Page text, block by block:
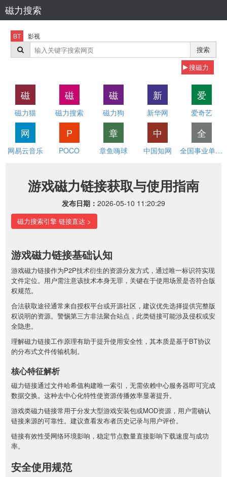
磁力搜索
BT 影视
搜索
搜磁力
磁
磁力猫
磁
磁力搜索
磁
磁力狗
新
新华网
爱
爱奇艺
网
网易云音乐
P
POCO
章
章鱼嗨球
中
中国知网
全
全国事业单位招聘网
游戏磁力链接获取与使用指南
发布日期： 2026-05-10 11:20:29
磁力搜索引擎 链接直达 >
游戏磁力链接基础认知
游戏磁力链接作为P2P技术衍生的资源分发方式，通过唯一标识符实现
文件定位。用户需注意该技术本身无罪，关键在于使用场景是否符合版
权规范。
合法获取途径通常来自授权平台或开源社区，建议优先选择提供完整版
权说明的资源。警惕第三方非法聚合站点，此类链接可能涉及侵权或安
全隐患。
理解磁力链接工作原理有助于提升使用安全性，其本质是基于BT协议
的分布式文件传输机制。
核心特征解析
磁力链接通过文件哈希值构建唯一索引，无需依赖中心服务器即可完成
数据交换。这种去中心化特性使资源传播效率显著提升。
游戏类磁力链接常用于分发大型游戏安装包或MOD资源，用户需确认
链接来源的可靠性。建议查看发布者历史记录与用户评价。
链接有效性受网络环境影响，稳定节点数量直接影响下载速度与成功
率。
安全使用规范